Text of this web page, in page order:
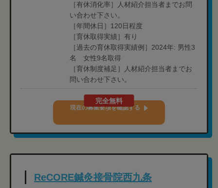
［有休消化率］人材紹介担当者までお問
い合わせ下さい。
［年間休日］120日程度
［育休取得実績］有り
［過去の育休取得実績例］2024年: 男性3
名 女性9名取得
［育休制度補足］人材紹介担当者までお
問い合わせ下さい。
完全無料
現在の募集要項を確認する
ReCORE鍼灸接骨院西九条